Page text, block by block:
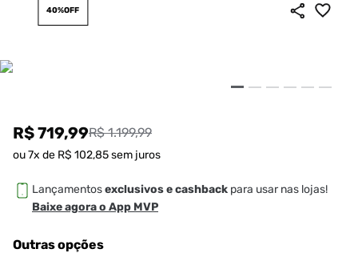
40%OFF
R$ 719,99R$ 1.199,99
ou7x de R$ 102,85sem juros
Lançamentosexclusivos e cashback para usar nas lojas!
Baixe agora o App MVP
Outras opções